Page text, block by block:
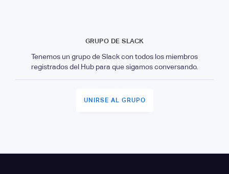
GRUPO DE SLACK
Tenemos un grupo de Slack con todos los miembros
registrados del Hub para que sigamos conversando.
UNIRSE AL GRUPO